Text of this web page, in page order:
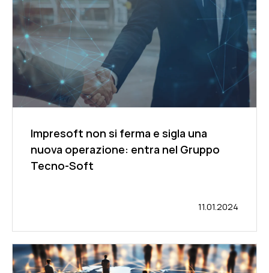
Impresoft non si ferma e sigla una
nuova operazione: entra nel Gruppo
Tecno-Soft
11.01.2024